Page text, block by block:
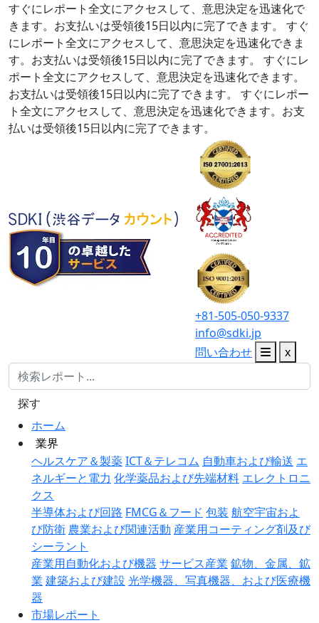
すぐにレポート全文にアクセスして、意思決定を迅速化で
きます。お支払いは受領後15日以内に完了できます。
すぐ
にレポート全文にアクセスして、意思決定を迅速化できま
す。お支払いは受領後15日以内に完了できます。
すぐにレ
ポート全文にアクセスして、意思決定を迅速化できます。
お支払いは受領後15日以内に完了できます。
すぐにレポー
ト全文にアクセスして、意思決定を迅速化できます。お支
払いは受領後15日以内に完了できます。
+81-505-050-9337
info@sdki.jp
問い合わせ
x
ホーム
業界
ヘルスケア＆製薬ICT＆テレコム 自動車および輸送 エ
ネルギーと電力 化学薬品および先端材料 エレクトロニ
クス
半導体および回路 FMCG＆フード 包装 航空宇宙およ
び防衛 農業および関連活動 産業用コーティング剤及び
シーラント
産業用自動化および機器 サービス産業 鉱物、金属、鉱
業 建築および建設 光学機器、写真機器、および医療機
器
市場レポート
探す